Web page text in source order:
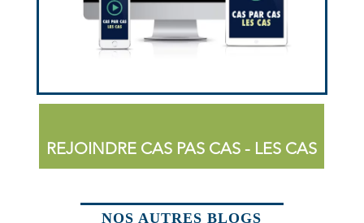
REJOINDRE CAS PAS CAS - LES CAS
NOS AUTRES BLOGS